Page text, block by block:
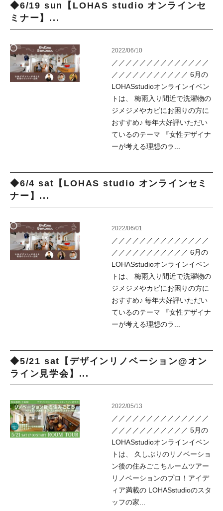
◆6/19 sun【LOHAS studio オンラインセ
ミナー】...
2022/06/10
／／／／／／／／／／／／／／
／／／／／／／／／／／ 6月の
LOHASstudioオンラインイベン
トは、 梅雨入り間近で洗濯物の
ジメジメやカビにお困りの方に
おすすめ♪ 毎年大好評いただい
ているのテーマ 『女性デザイナ
ーが考える理想のラ...
◆6/4 sat【LOHAS studio オンラインセミ
ナー】...
2022/06/01
／／／／／／／／／／／／／／
／／／／／／／／／／／ 6月の
LOHASstudioオンラインイベン
トは、 梅雨入り間近で洗濯物の
ジメジメやカビにお困りの方に
おすすめ♪ 毎年大好評いただい
ているのテーマ 『女性デザイナ
ーが考える理想のラ...
◆5/21 sat【デザインリノベーション@オン
ライン見学会】...
2022/05/13
／／／／／／／／／／／／／／
／／／／／／／／／／／ 5月の
LOHASstudioオンラインイベン
トは、 久しぶりのリノベーショ
ン後の住みごこちルームツアー
リノベーションのプロ！アイデ
ィア満載の LOHASstudioのスタ
ッフの家...